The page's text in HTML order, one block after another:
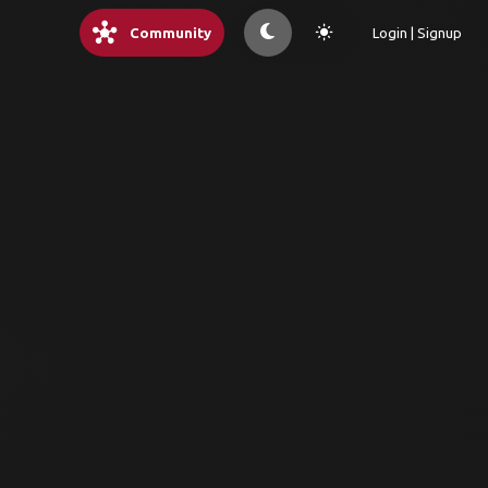
hub Community light_mode Login | Signup